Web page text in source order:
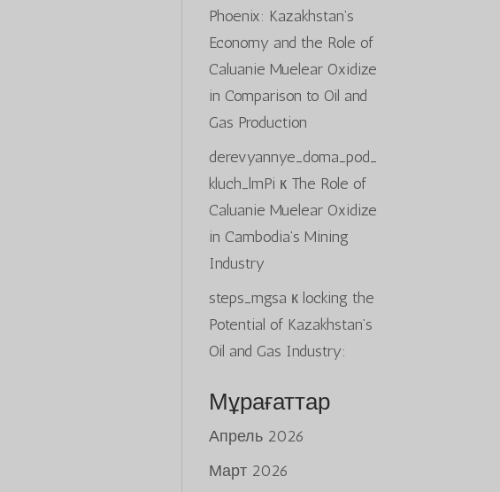
Phoenix: Kazakhstan’s
Economy and the Role of
Caluanie Muelear Oxidize
in Comparison to Oil and
Gas Production
derevyannye_doma_pod_
kluch_lmPi к The Role of
Caluanie Muelear Oxidize
in Cambodia’s Mining
Industry
steps_mgsa к locking the
Potential of Kazakhstan’s
Oil and Gas Industry:
Мұрағаттар
Апрель 2026
Март 2026